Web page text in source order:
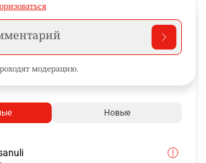
модерацию.
Новые